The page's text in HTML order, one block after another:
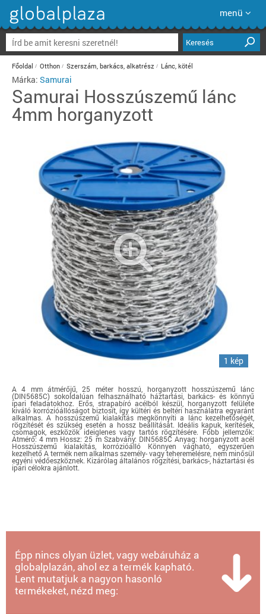
menü
Keresés
Főoldal Otthon Szerszám, barkács, alkatrész Lánc, kötél
Márka: Samurai
Samurai Hosszúszemű lánc
4mm horganyzott
1 kép
A 4 mm átmérőjű, 25 méter hosszú, horganyzott hosszúszemű lánc
(DIN5685C) sokoldalúan felhasználható háztartási, barkács- és könnyű
ipari feladatokhoz. Erős, strapabíró acélból készül, horganyzott felülete
kiváló korrózióállóságot biztosít, így kültéri és beltéri használatra egyaránt
alkalmas. A hosszúszemű kialakítás megkönnyíti a lánc kezelhetőségét,
rögzítését és szükség esetén a hossz beállítását. Ideális kapuk, kerítések,
csomagok, eszközök ideiglenes vagy tartós rögzítésére. Főbb jellemzők:
Átmérő: 4 mm Hossz: 25 m Szabvány: DIN5685C Anyag: horganyzott acél
Hosszúszemű kialakítás, korrózióálló Könnyen vágható, egyszerűen
kezelhető A termék nem alkalmas személy- vagy teheremelésre, nem minősül
egyéni védőeszköznek. Kizárólag általános rögzítési, barkács-, háztartási és
ipari célokra ajánlott.
Épp nincs olyan üzlet, vagy webáruház a
globalplazán, ahol ez a termék kapható.
Lent mutatjuk a nagyon hasonló
termékeket, nézd meg: